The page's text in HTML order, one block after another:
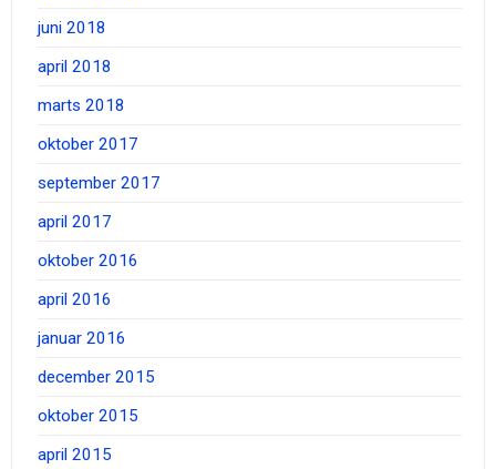
juni 2018
april 2018
marts 2018
oktober 2017
september 2017
april 2017
oktober 2016
april 2016
januar 2016
december 2015
oktober 2015
april 2015